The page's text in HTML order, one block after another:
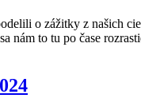
o zážitky z našich
nám to tu po čase